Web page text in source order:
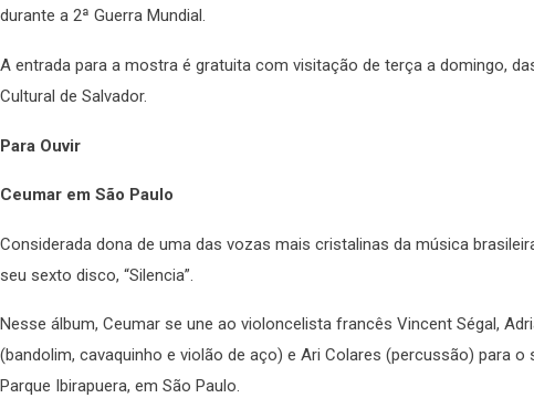
durante a 2ª Guerra Mundial.
A entrada para a mostra é gratuita com visitação de terça a domingo,
Cultural de Salvador.
Para Ouvir
Ceumar em São Paulo
Considerada dona de uma das vozas mais cristalinas da música
seu sexto disco, “Silencia”.
Nesse álbum, Ceumar se une ao violoncelista francês Vincent Ségal,
(bandolim, cavaquinho e violão de aço) e Ari Colares (percussão) para
Parque Ibirapuera, em São Paulo.